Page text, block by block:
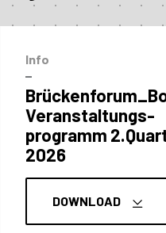
Info
–
Veranstaltungs­
programm
2026
DOWNLOAD